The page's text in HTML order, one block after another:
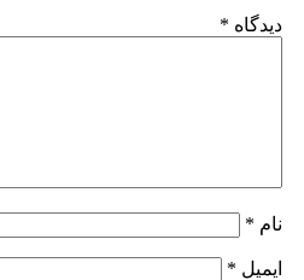
دیدگاه *
نام *
ایمیل *